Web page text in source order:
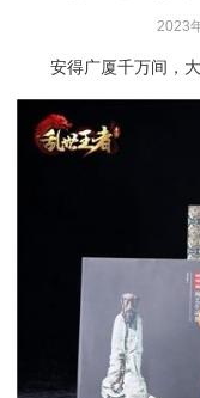
2023
安得广厦千万间，